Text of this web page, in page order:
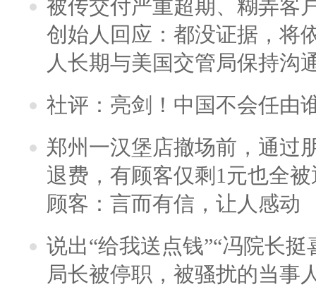
被传交付严重超期、糊弄客
创始人回应：都没证据，将
人长期与美国交管局保持沟
社评：亮剑！中国不会任由
郑州一汉堡店撤场前，通过
退费，有顾客仅剩1元也全
顾客：言而有信，让人感动
说出“给我送点钱”“冯院长
局长被停职，被骚扰的当事